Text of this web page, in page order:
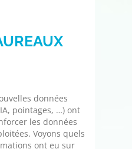
données
pointages, …) ont
les données
Voyons quels
ont eu sur